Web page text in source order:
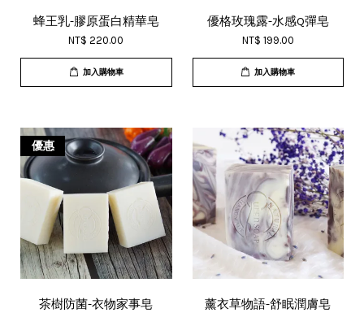
蜂王乳-膠原蛋白精華皂
NT$ 220.00
加入購物車
優格玫瑰露-水感Q彈皂
NT$ 199.00
加入購物車
優惠
茶樹防菌-衣物家事皂
薰衣草物語-舒眠潤膚皂